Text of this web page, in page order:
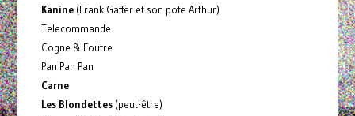
Kanine(Frank Gaffer et son pote Arthur)
Telecommande
Cogne & Foutre
Pan Pan Pan
Carne
Les Blondettes(peut-être)